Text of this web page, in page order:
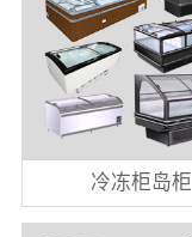
冷冻柜岛柜